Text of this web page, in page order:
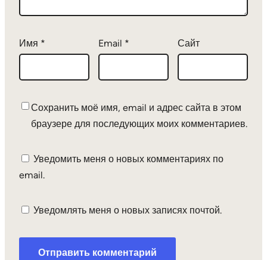
Имя * Email * Сайт
Сохранить моё имя, email и адрес сайта в этом
браузере для последующих моих комментариев.
Уведомить меня о новых комментариях по
email.
Уведомлять меня о новых записях почтой.